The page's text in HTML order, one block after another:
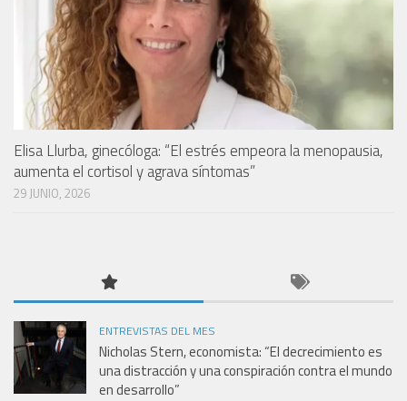
Elisa Llurba, ginecóloga: “El estrés empeora la menopausia,
aumenta el cortisol y agrava síntomas”
29 JUNIO, 2026
ENTREVISTAS DEL MES
Nicholas Stern, economista: “El decrecimiento es
una distracción y una conspiración contra el mundo
en desarrollo”